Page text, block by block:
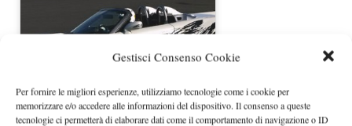
Gestisci Consenso Cookie
Per fornire le migliori esperienze, utilizziamo tecnologie come i cookie per
memorizzare e/o accedere alle informazioni del dispositivo. Il consenso a queste
tecnologie ci permetterà di elaborare dati come il comportamento di navigazione o ID
Toyota MR2 Sports Hybrid Car